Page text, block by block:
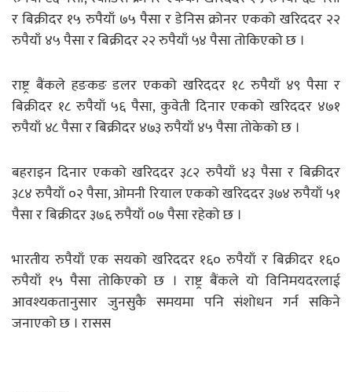
र बिक्रीदर १५ रुपैयाँ ७५ पैसा र डेनिस क्रोनर एकको खरिददर २२
रुपैयाँ ४५ पैसा र बिक्रीदर २२ रुपैयाँ ५४ पैसा तोकिएको छ ।
राष्ट्र बैंकले हङकङ डलर एकको खरिददर १८ रुपैयाँ ४९ पैसा र
बिक्रीदर १८ रुपैयाँ ५६ पैसा, कुवेती दिनार एकको खरिददर ४७१
रुपैयाँ ४८ पैसा र बिक्रीदर ४७३ रुपैयाँ ४५ पैसा तोकेको छ ।
बहराइन दिनार एकको खरिददर ३८२ रुपैयाँ ४३ पैसा र बिक्रीदर
३८४ रुपैयाँ ०२ पैसा, ओमनी रियाल एकको खरिददर ३७४ रुपैयाँ ५१
पैसा र बिक्रीदर ३७६ रुपैयाँ ०७ पैसा रहेको छ ।
भारतीय रुपैयाँ एक सयको खरिददर १६० रुपैयाँ र बिक्रीदर १६०
रुपैयाँ १५ पैसा तोकिएको छ । राष्ट्र बैंकले यो विनिमयदरलाई
आवश्यकतानुसार जुनसुकै समयमा पनि संशोधन गर्न सकिने
जनाएको छ । रासस